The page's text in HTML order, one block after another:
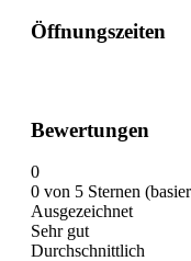
Öffnungszeiten
Bewertungen
0
0 von 5 Sternen
Ausgezeichnet
Sehr gut
Durchschnittlich